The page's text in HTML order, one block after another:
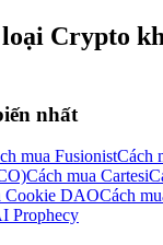
loại Crypto
nhất
mua FusionistCách
Cách mua Cartesi
Cookie DAOCách
Prophecy